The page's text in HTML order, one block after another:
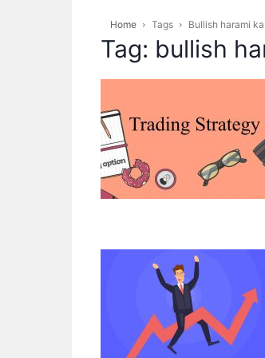
Home Tags Bullish harami
Tag: bullish